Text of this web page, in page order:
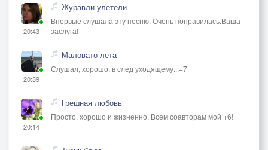
20:43
Журавли улетели
Впервые слушала эту песню. Очень понравилась.Ваша
заслуга!
20:39
Маловато лета
Слушал, хорошо, в след уходящему...+7
20:14
Грешная любовь
Просто, хорошо и жизненно. Всем соавторам мой +6!